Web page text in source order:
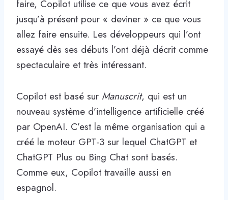
faire, Copilot utilise ce que vous avez écrit
jusqu’à présent pour « deviner » ce que vous
allez faire ensuite. Les développeurs qui l’ont
essayé dès ses débuts l’ont déjà décrit comme
spectaculaire et très intéressant.
Copilot est basé sur Manuscrit, qui est un
nouveau système d’intelligence artificielle créé
par OpenAI. C’est la même organisation qui a
créé le moteur GPT-3 sur lequel ChatGPT et
ChatGPT Plus ou Bing Chat sont basés.
Comme eux, Copilot travaille aussi en
espagnol.